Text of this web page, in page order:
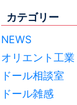
カテゴリー
NEWS
オリエント工業
ドール相談室
ドール雑感